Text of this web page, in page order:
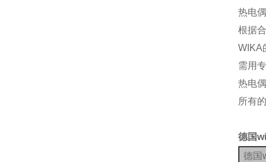
热电
根据
WIKA
需用
热电
所有
德国
德国